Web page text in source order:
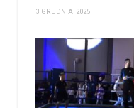
3 GRUDNIA 2025